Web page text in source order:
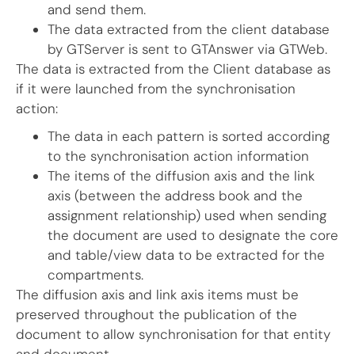
and send them.
The data extracted from the client database
by GTServer is sent to GTAnswer via GTWeb.
The data is extracted from the Client database as
if it were launched from the synchronisation
action:
The data in each pattern is sorted according
to the synchronisation action information
The items of the diffusion axis and the link
axis (between the address book and the
assignment relationship) used when sending
the document are used to designate the core
and table/view data to be extracted for the
compartments.
The diffusion axis and link axis items must be
preserved throughout the publication of the
document to allow synchronisation for that entity